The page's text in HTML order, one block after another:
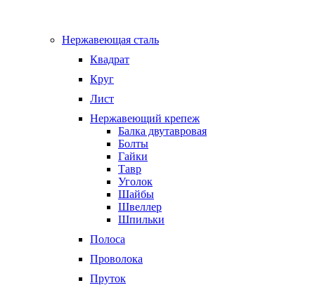
Нержавеющая сталь
Квадрат
Круг
Лист
Нержавеющий крепеж
Балка двутавровая
Болты
Гайки
Тавр
Уголок
Шайбы
Швеллер
Шпильки
Полоса
Проволока
Пруток